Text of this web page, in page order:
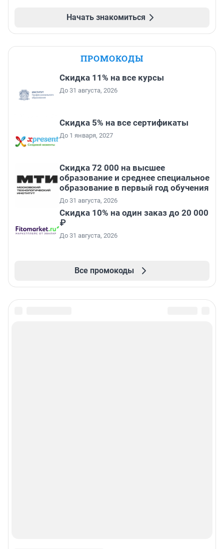
Начать знакомиться
ПРОМОКОДЫ
Скидка 11% на все курсы
До 31 августа, 2026
Скидка 5% на все сертификаты
До 1 января, 2027
Скидка 72 000 на высшее
образование и среднее специальное
образование в первый год обучения
До 31 августа, 2026
Скидка 10% на один заказ до 20 000
₽
До 31 августа, 2026
Все промокоды